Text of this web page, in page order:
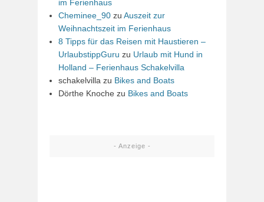
im Ferienhaus
Cheminee_90 zu Auszeit zur
Weihnachtszeit im Ferienhaus
8 Tipps für das Reisen mit Haustieren –
UrlaubstippGuru zu Urlaub mit Hund in
Holland – Ferienhaus Schakelvilla
schakelvilla zu Bikes and Boats
Dörthe Knoche zu Bikes and Boats
- Anzeige -